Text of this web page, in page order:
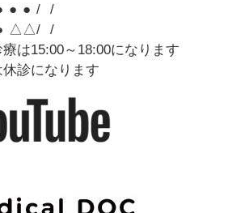
● ● /
/
△ △/
/
は15:00～18:00になります
診になります